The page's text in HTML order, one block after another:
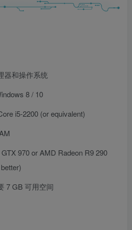
器和操作系统
8 / 10
i5-2200 (or equivalent)
970 or AMD Radeon R9 290
7 GB 可用空间